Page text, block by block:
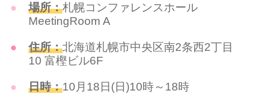
場所：札幌コンファレンスホール
MeetingRoom A
住所：北海道札幌市中央区南2条西2丁目
10 富樫ビル6F
日時：10月18日(日)10時～18時